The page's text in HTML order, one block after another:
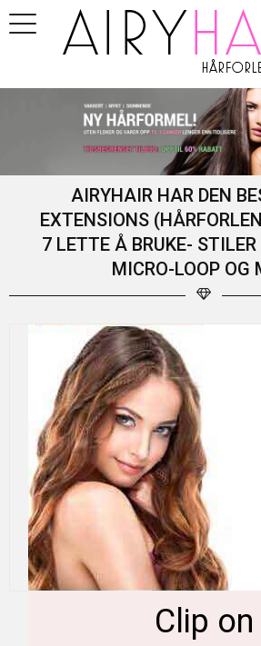
AIRYHAIR HAR DEN
EXTENSIONS
7 LETTE Å BRUKE-
MICRO-LOOP OG
Clip on